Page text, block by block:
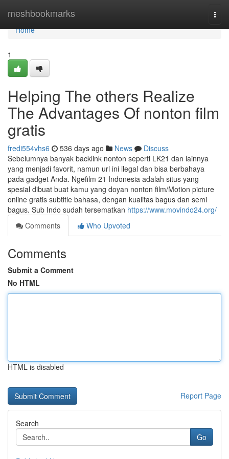
meshbookmarks
Home
Home
1
Helping The others Realize
The Advantages Of nonton film
gratis
fredi554vhs6 536 days ago News
Discuss
Sebelumnya banyak backlink nonton seperti LK21 dan lainnya
yang menjadi favorit, namun url ini ilegal dan bisa berbahaya
pada gadget Anda. Ngefilm 21 Indonesia adalah situs yang
spesial dibuat buat kamu yang doyan nonton film/Motion picture
online gratis subtitle bahasa, dengan kualitas bagus dan semi
bagus. Sub Indo sudah tersematkan https://www.movindo24.org/
Comments
Who Upvoted
Comments
Submit a Comment
No HTML
HTML is disabled
Report Page
Search
Go